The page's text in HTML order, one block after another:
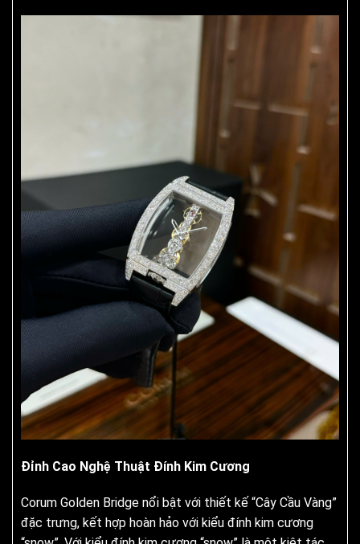
Đỉnh Cao Nghệ Thuật Đính Kim Cương
Corum Golden Bridge nổi bật với thiết kế “Cây Cầu Vàng”
đặc trưng, kết hợp hoàn hảo với kiểu đính kim cương